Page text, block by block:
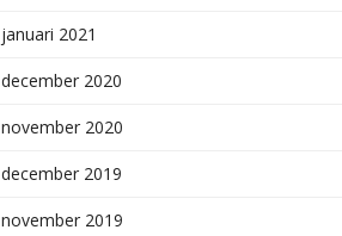
januari 2021
december 2020
november 2020
december 2019
november 2019